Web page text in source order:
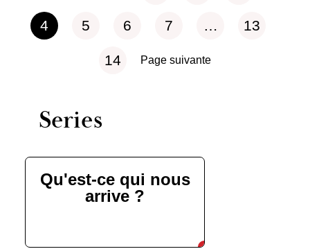
4 5 6 7 … 13
14 Page suivante
Series
Qu'est-ce qui nous
arrive ?